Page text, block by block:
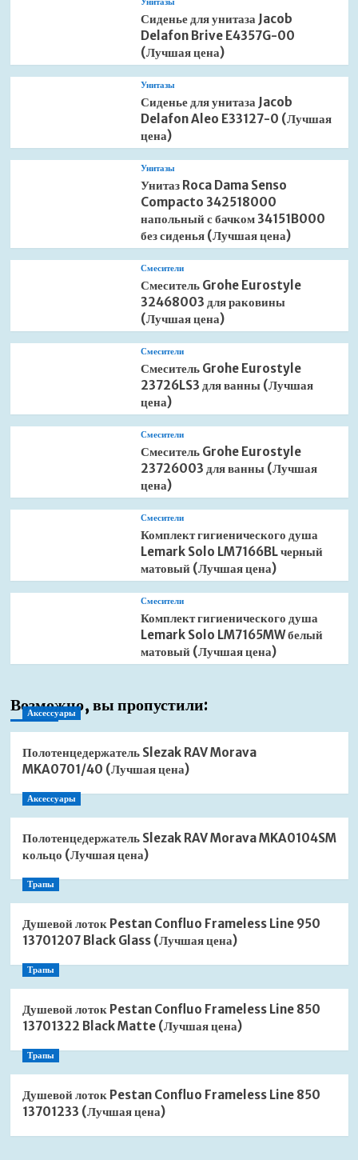
Сиденье для унитаза Jacob
Delafon Brive E4357G-00
(Лучшая цена)
Унитазы
Сиденье для унитаза Jacob
Delafon Aleo E33127-0 (Лучшая
цена)
Унитазы
Унитаз Roca Dama Senso
Compacto 342518000
напольный с бачком 34151B000
без сиденья (Лучшая цена)
Смесители
Смеситель Grohe Eurostyle
32468003 для раковины
(Лучшая цена)
Смесители
Смеситель Grohe Eurostyle
23726LS3 для ванны (Лучшая
цена)
Смесители
Смеситель Grohe Eurostyle
23726003 для ванны (Лучшая
цена)
Смесители
Комплект гигиенического душа
Lemark Solo LM7166BL черный
матовый (Лучшая цена)
Смесители
Комплект гигиенического душа
Lemark Solo LM7165MW белый
матовый (Лучшая цена)
Возможно, вы пропустили:
Аксессуары
Полотенцедержатель Slezak RAV Morava
MKA0701/40 (Лучшая цена)
Аксессуары
Полотенцедержатель Slezak RAV Morava MKA0104SM
кольцо (Лучшая цена)
Трапы
Душевой лоток Pestan Confluo Frameless Line 950
13701207 Black Glass (Лучшая цена)
Трапы
Душевой лоток Pestan Confluo Frameless Line 850
13701322 Black Matte (Лучшая цена)
Трапы
Душевой лоток Pestan Confluo Frameless Line 850
13701233 (Лучшая цена)